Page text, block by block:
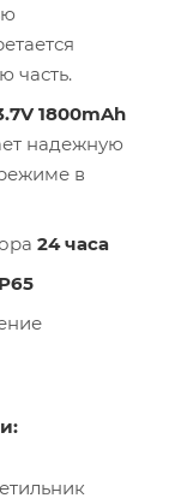
часть.
1800mAh
надежную
в
24 часа